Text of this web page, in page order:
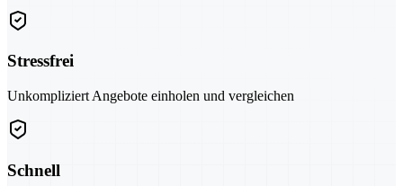
Stressfrei
Unkompliziert Angebote einholen und vergleichen
Schnell